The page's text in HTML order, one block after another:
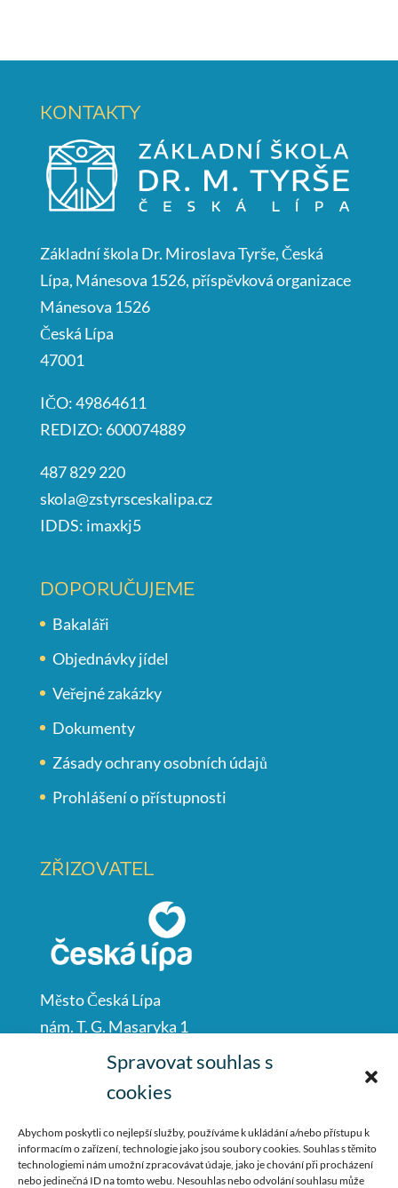
Spravovat souhlas s
cookies
Abychom poskytli co nejlepší služby, používáme k ukládání a/nebo přístupu k
informacím o zařízení, technologie jako jsou soubory cookies. Souhlas s těmito
technologiemi nám umožní zpracovávat údaje, jako je chování při procházení
nebo jedinečná ID na tomto webu. Nesouhlas nebo odvolání souhlasu může
KONTAKTY
Základní škola Dr. Miroslava Tyrše, Česká
Lípa, Mánesova 1526, příspěvková organizace
Mánesova 1526
Česká Lípa
47001
IČO: 49864611
REDIZO: 600074889
487 829 220
skola@zstyrsceskalipa.cz
IDDS: imaxkj5
DOPORUČUJEME
Bakaláři
Objednávky jídel
Veřejné zakázky
Dokumenty
Zásady ochrany osobních údajů
Prohlášení o přístupnosti
ZŘIZOVATEL
Město Česká Lípa
nám. T. G. Masaryka 1
Česká Lípa
487 881 111